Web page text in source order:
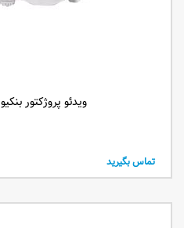
ویدئو پروژکتور بنکیو BENQ MX550
تماس بگیرید